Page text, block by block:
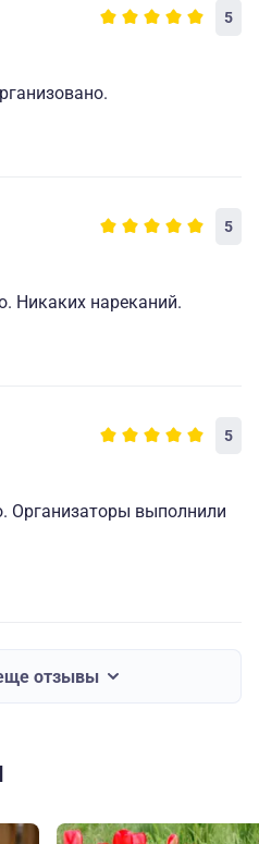
5
5
Никаких нареканий.
5
Организаторы выполнили
отзывы